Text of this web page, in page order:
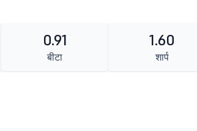
0.91
बीटा
1.60
शार्प